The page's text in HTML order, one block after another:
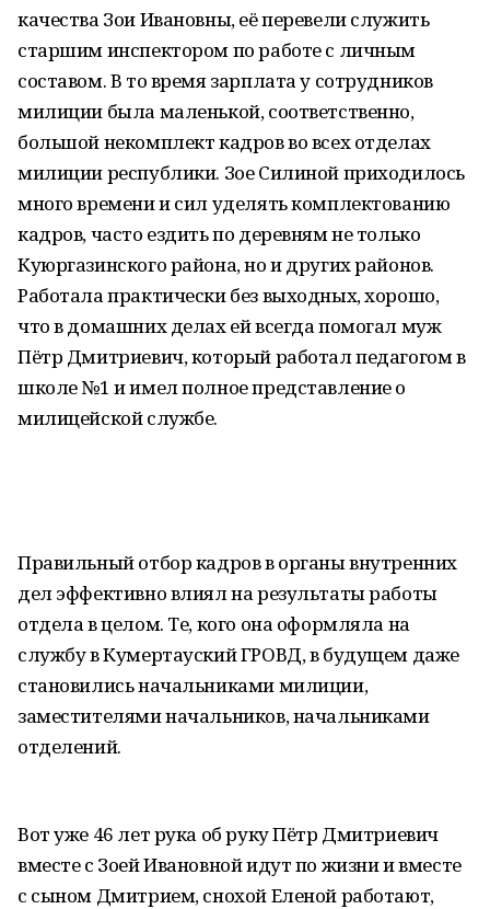
качества Зои Ивановны, её перевели служить
старшим инспектором по работе с личным
составом. В то время зарплата у сотрудников
милиции была маленькой, соответственно,
большой некомплект кадров во всех отделах
милиции республики. Зое Силиной приходилось
много времени и сил уделять комплектованию
кадров, часто ездить по деревням не только
Куюргазинского района, но и других районов.
Работала практически без выходных, хорошо,
что в домашних делах ей всегда помогал муж
Пётр Дмитриевич, который работал педагогом в
школе №1 и имел полное представление о
милицейской службе.
Правильный отбор кадров в органы внутренних
дел эффективно влиял на результаты работы
отдела в целом. Те, кого она оформляла на
службу в Кумертауский ГРОВД, в будущем даже
становились начальниками милиции,
заместителями начальников, начальниками
отделений.
Вот уже 46 лет рука об руку Пётр Дмитриевич
вместе с Зоей Ивановной идут по жизни и вместе
с сыном Дмитрием, снохой Еленой работают,